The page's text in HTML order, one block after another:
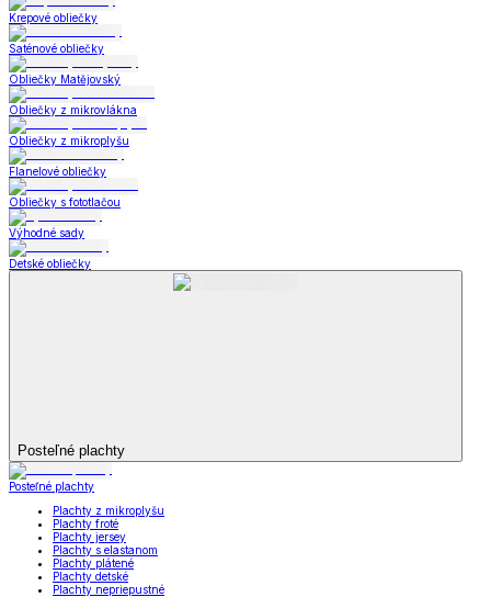
Krepové obliečky
Saténové obliečky
Obliečky Matějovský
Obliečky z mikrovlákna
Obliečky z mikroplyšu
Flanelové obliečky
Obliečky s fototlačou
Výhodné sady
Detské obliečky
Posteľné plachty
Posteľné plachty
Plachty z mikroplyšu
Plachty froté
Plachty jersey
Plachty s elastanom
Plachty plátené
Plachty detské
Plachty nepriepustné